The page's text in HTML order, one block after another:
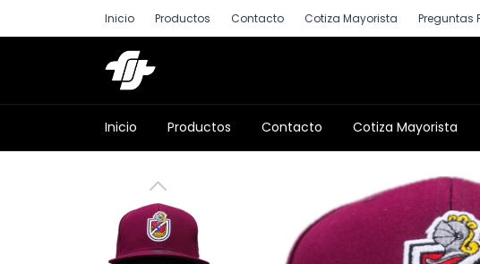
Inicio Productos Contacto Cotiza Mayorista Preguntas
Inicio Productos Contacto Cotiza Mayorista